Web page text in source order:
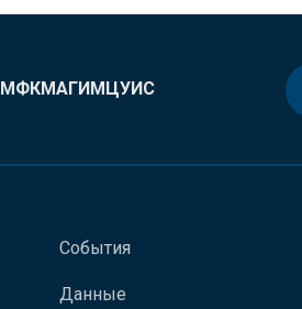
МФКМАГИМЦУИС
События
Данные